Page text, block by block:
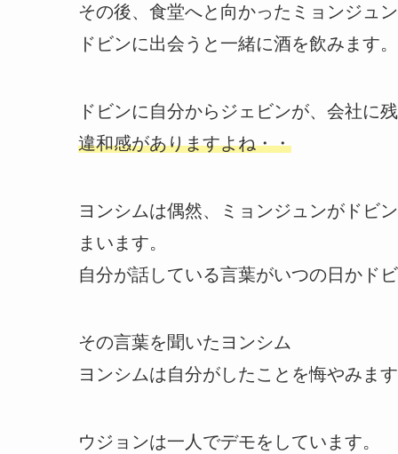
その後、食堂へと向かったミョンジュ
ドビンに出会うと一緒に酒を飲みます。
ドビンに自分からジェビンが、会社に
違和感がありますよね・・
ヨンシムは偶然、ミョンジュンがドビ
まいます。
自分が話している言葉がいつの日かド
その言葉を聞いたヨンシム
ヨンシムは自分がしたことを悔やみま
ウジョンは一人でデモをしています。